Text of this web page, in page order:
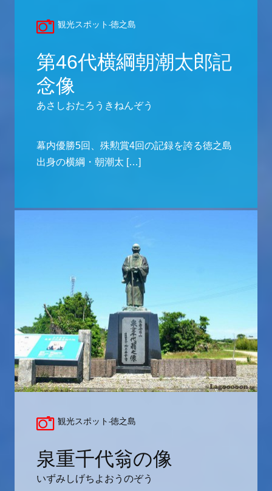
観光スポット-徳之島
第46代横綱朝潮太郎記
念像
あさしおたろうきねんぞう
幕内優勝5回、殊勲賞4回の記録を誇る徳之島
出身の横綱・朝潮太 […]
観光スポット-徳之島
泉重千代翁の像
いずみしげちよおうのぞう